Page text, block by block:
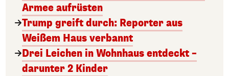
Armee aufrüsten
Trump greift durch: Reporter aus
Weißem Haus verbannt
Drei Leichen in Wohnhaus entdeckt –
darunter 2 Kinder